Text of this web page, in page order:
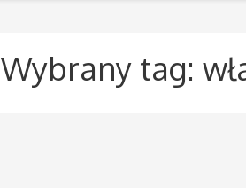
Wybrany tag: